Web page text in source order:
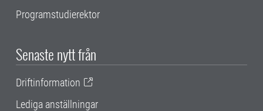
Programstudierektor
Senaste nytt från
Driftinformation
Lediga anställningar